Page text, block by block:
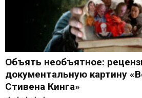
Объять необъятное:
документальную картину
Стивена Кинга»